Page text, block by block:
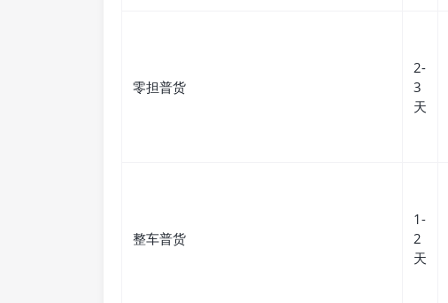
零担普货
2-
3
天
整车普货
1-
2
天